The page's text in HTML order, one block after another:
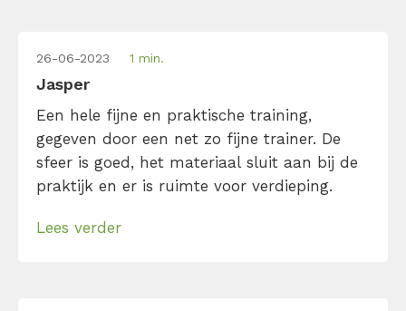
26-06-2023 1 min.
Jasper
Een hele fijne en praktische training,
gegeven door een net zo fijne trainer. De
sfeer is goed, het materiaal sluit aan bij de
praktijk en er is ruimte voor verdieping.
Lees verder